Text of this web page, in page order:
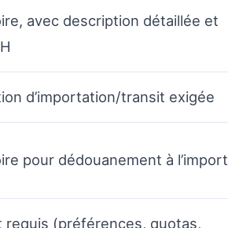
avec description détaillée et
d’importation/transit exigée
pour dédouanement à l’import
requis (préférences, quotas,